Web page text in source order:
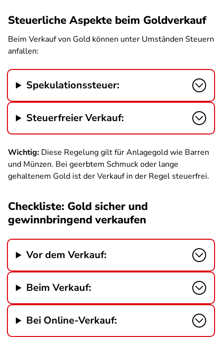
Steuerliche Aspekte beim Goldverkauf
Beim Verkauf von Gold können unter Umständen Steuern
anfallen:
Spekulationssteuer:
Steuerfreier Verkauf:
Wichtig: Diese Regelung gilt für Anlagegold wie Barren
und Münzen. Bei geerbtem Schmuck oder lange
gehaltenem Gold ist der Verkauf in der Regel steuerfrei.
Checkliste: Gold sicher und
gewinnbringend verkaufen
Vor dem Verkauf:
Beim Verkauf:
Bei Online-Verkauf: